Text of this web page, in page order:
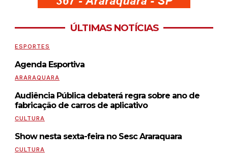
ÚLTIMAS NOTÍCIAS
ESPORTES
Agenda Esportiva
ARARAQUARA
Audiência Pública debaterá regra sobre ano de
fabricação de carros de aplicativo
CULTURA
Show nesta sexta-feira no Sesc Araraquara
CULTURA